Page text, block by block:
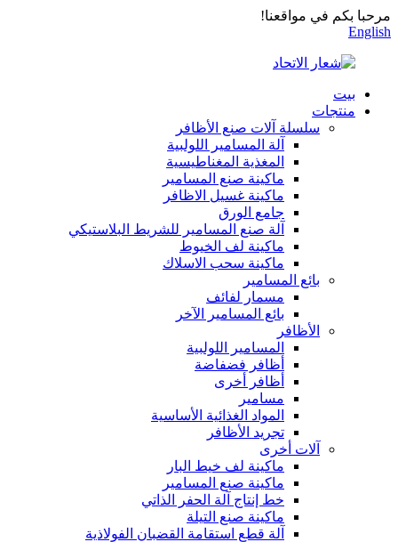
مرحبا بكم في مواقعنا!
English
بيت
منتجات
سلسلة آلات صنع الأظافر
آلة المسامير اللولبية
المغذية المغناطيسية
ماكينة صنع المسامير
ماكينة غسيل الاظافر
جامع الورق
آلة صنع المسامير للشريط البلاستيكي
ماكينة لف الخيوط
ماكينة سحب الاسلاك
بائع المسامير
مسمار لفائف
بائع المسامير الآخر
الأظافر
المسامير اللولبية
أظافر فضفاضة
أظافر أخرى
مسامير
المواد الغذائية الأساسية
تجريد الأظافر
آلات أخرى
ماكينة لف خيط البار
ماكينة صنع المسامير
خط إنتاج آلة الحفر الذاتي
ماكينة صنع التيلة
آلة قطع استقامة القضبان الفولاذية